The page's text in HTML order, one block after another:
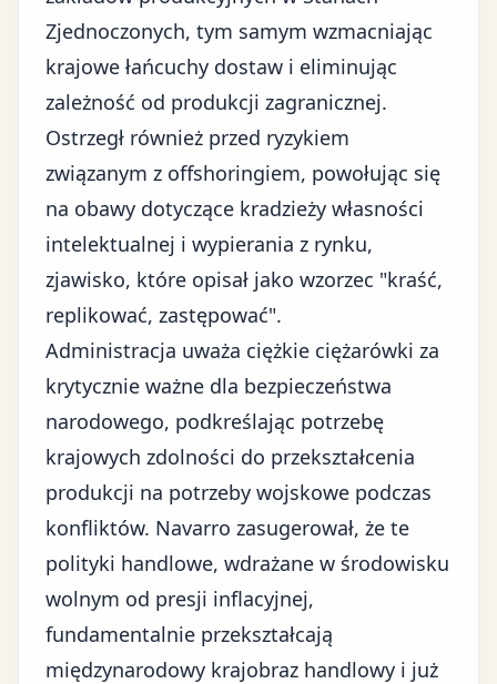
Zjednoczonych, tym samym wzmacniając
krajowe łańcuchy dostaw i eliminując
zależność od produkcji zagranicznej.
Ostrzegł również przed ryzykiem
związanym z offshoringiem, powołując się
na obawy dotyczące kradzieży własności
intelektualnej i wypierania z rynku,
zjawisko, które opisał jako wzorzec "kraść,
replikować, zastępować".
Administracja uważa ciężkie ciężarówki za
krytycznie ważne dla bezpieczeństwa
narodowego, podkreślając potrzebę
krajowych zdolności do przekształcenia
produkcji na potrzeby wojskowe podczas
konfliktów. Navarro zasugerował, że te
polityki handlowe, wdrażane w środowisku
wolnym od presji inflacyjnej,
fundamentalnie przekształcają
międzynarodowy krajobraz handlowy i już